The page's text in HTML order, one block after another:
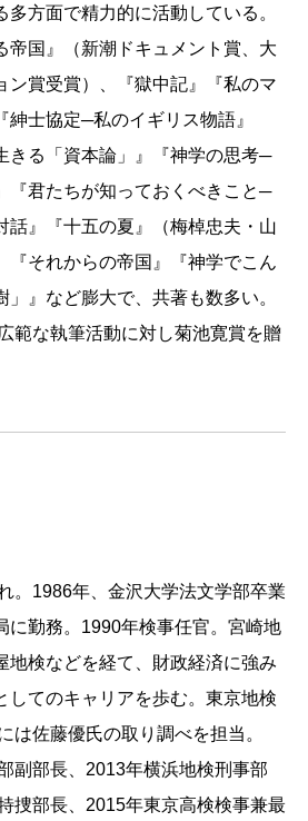
いのではないかと思う。SNSで
誰もが「私のせいじゃない」と
いつだ」と責任を負わせる相手
いる。皆が被害者の席に座ろう
をしている状態だ。加害者の席
、被害者席に座っているつもり
者席になっていることも珍しく
十年の検察の不祥事や司法シ
。カルロス・ゴーンの海外逃亡
ちゃくちゃ根拠に乏しい冤罪事
。
コロと態度を変える人が、心底
つも「なんて無防備なんだろ
の場所ではサービスを提供する
、別の場所で会う時、あるいは
場になったり、あなたの顧客と
に。
こと」は違う。
方面で精力的に活動している。
帝国』（新潮ドキュメント賞、大
ン賞受賞）、『獄中記』『私のマ
紳士協定─私のイギリス物語』
きる「資本論」』『神学の思考─
『君たちが知っておくべきこと─
話』『十五の夏』（梅棹忠夫・山
『それからの帝国』『神学でこん
』など膨大で、共著も数多い。
範な執筆活動に対し菊池寛賞を贈
。1986年、金沢大学法文学部卒業
に勤務。1990年検事任官。宮崎地
地検などを経て、財政経済に強み
してのキャリアを歩む。東京地検
は佐藤優氏の取り調べを担当。
副部長、2013年横浜地検刑事部
捜部長、2015年東京高検検事兼最